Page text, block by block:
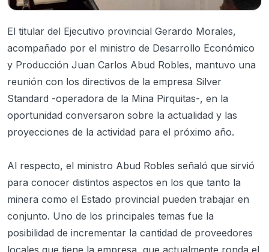
El titular del Ejecutivo provincial Gerardo Morales,
acompañado por el ministro de Desarrollo Económico
y Producción Juan Carlos Abud Robles, mantuvo una
reunión con los directivos de la empresa Silver
Standard -operadora de la Mina Pirquitas-, en la
oportunidad conversaron sobre la actualidad y las
proyecciones de la actividad para el próximo año.
Al respecto, el ministro Abud Robles señaló que sirvió
para conocer distintos aspectos en los que tanto la
minera como el Estado provincial pueden trabajar en
conjunto. Uno de los principales temas fue la
posibilidad de incrementar la cantidad de proveedores
locales que tiene la empresa, que actualmente ronda el